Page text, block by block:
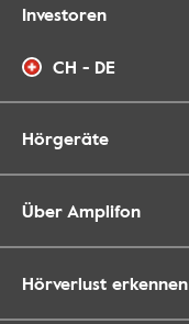
Investoren
CH - DE
Hörgeräte
Über Amplifon
Hörverlust erkennen